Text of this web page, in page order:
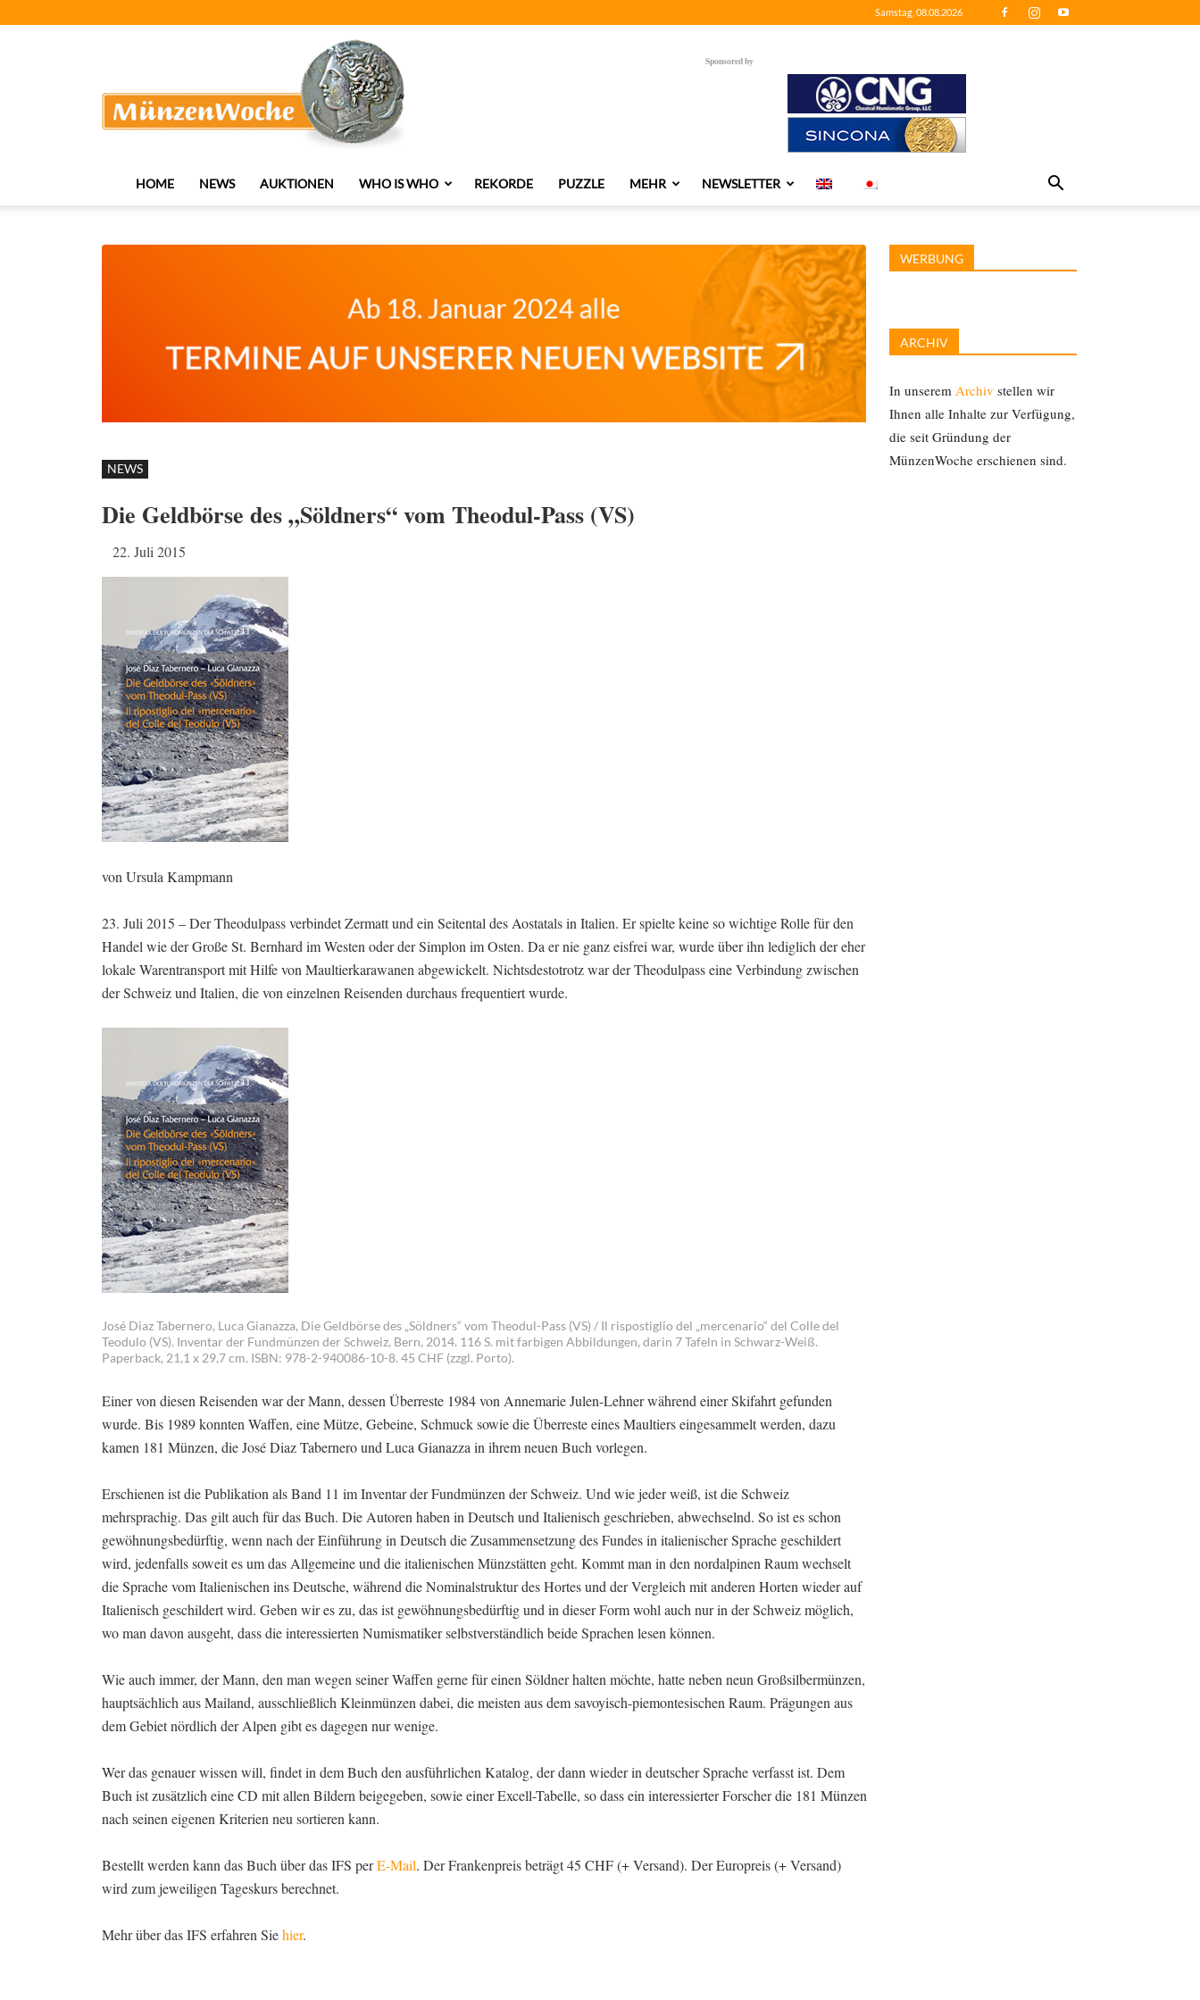
Samstag, 08.08.2026
Sponsored by
HOME NEWS AUKTIONEN WHO IS WHO REKORDE PUZZLE MEHR NEWSLETTER
NEWS
Die Geldbörse des „Söldners“ vom Theodul-Pass (VS)
22. Juli 2015
von Ursula Kampmann
23. Juli 2015 – Der Theodulpass verbindet Zermatt und ein Seitental des Aostatals in Italien. Er spielte keine so wichtige Rolle für den
Handel wie der Große St. Bernhard im Westen oder der Simplon im Osten. Da er nie ganz eisfrei war, wurde über ihn lediglich der eher
lokale Warentransport mit Hilfe von Maultierkarawanen abgewickelt. Nichtsdestotrotz war der Theodulpass eine Verbindung zwischen
der Schweiz und Italien, die von einzelnen Reisenden durchaus frequentiert wurde.
José Diaz Tabernero, Luca Gianazza, Die Geldbörse des „Söldners“ vom Theodul-Pass (VS) / Il rispostiglio del „mercenario“ del Colle del
Teodulo (VS). Inventar der Fundmünzen der Schweiz, Bern, 2014. 116 S. mit farbigen Abbildungen, darin 7 Tafeln in Schwarz-Weiß.
Paperback, 21,1 x 29,7 cm. ISBN: 978-2-940086-10-8. 45 CHF (zzgl. Porto).
Einer von diesen Reisenden war der Mann, dessen Überreste 1984 von Annemarie Julen-Lehner während einer Skifahrt gefunden
wurde. Bis 1989 konnten Waffen, eine Mütze, Gebeine, Schmuck sowie die Überreste eines Maultiers eingesammelt werden, dazu
kamen 181 Münzen, die José Diaz Tabernero und Luca Gianazza in ihrem neuen Buch vorlegen.
Erschienen ist die Publikation als Band 11 im Inventar der Fundmünzen der Schweiz. Und wie jeder weiß, ist die Schweiz
mehrsprachig. Das gilt auch für das Buch. Die Autoren haben in Deutsch und Italienisch geschrieben, abwechselnd. So ist es schon
gewöhnungsbedürftig, wenn nach der Einführung in Deutsch die Zusammensetzung des Fundes in italienischer Sprache geschildert
wird, jedenfalls soweit es um das Allgemeine und die italienischen Münzstätten geht. Kommt man in den nordalpinen Raum wechselt
die Sprache vom Italienischen ins Deutsche, während die Nominalstruktur des Hortes und der Vergleich mit anderen Horten wieder auf
Italienisch geschildert wird. Geben wir es zu, das ist gewöhnungsbedürftig und in dieser Form wohl auch nur in der Schweiz möglich,
wo man davon ausgeht, dass die interessierten Numismatiker selbstverständlich beide Sprachen lesen können.
Wie auch immer, der Mann, den man wegen seiner Waffen gerne für einen Söldner halten möchte, hatte neben neun Großsilbermünzen,
hauptsächlich aus Mailand, ausschließlich Kleinmünzen dabei, die meisten aus dem savoyisch-piemontesischen Raum. Prägungen aus
dem Gebiet nördlich der Alpen gibt es dagegen nur wenige.
Wer das genauer wissen will, findet in dem Buch den ausführlichen Katalog, der dann wieder in deutscher Sprache verfasst ist. Dem
Buch ist zusätzlich eine CD mit allen Bildern beigegeben, sowie einer Excell-Tabelle, so dass ein interessierter Forscher die 181 Münzen
nach seinen eigenen Kriterien neu sortieren kann.
Bestellt werden kann das Buch über das IFS perE-Mail. Der Frankenpreis beträgt 45 CHF (+ Versand). Der Europreis (+ Versand)
wird zum jeweiligen Tageskurs berechnet.
Mehr über das IFS erfahren Siehier.
WERBUNG
ARCHIV
In unserem Archiv stellen wir
Ihnen alle Inhalte zur Verfügung,
die seit Gründung der
MünzenWoche erschienen sind.